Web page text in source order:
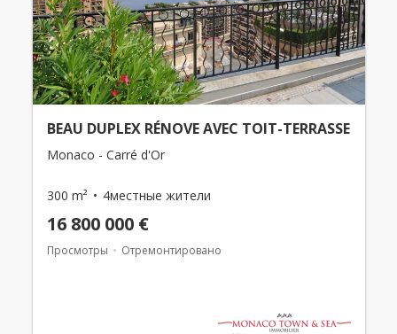
BEAU DUPLEX RÉNOVE AVEC TOIT-TERRASSE
Monaco - Carré d'Or
300 m² 4местные жители
16 800 000 €
Просмотры Отремонтировано